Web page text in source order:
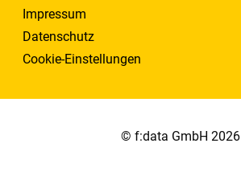
Impressum
Datenschutz
Cookie-Einstellungen
© f:data GmbH 2026